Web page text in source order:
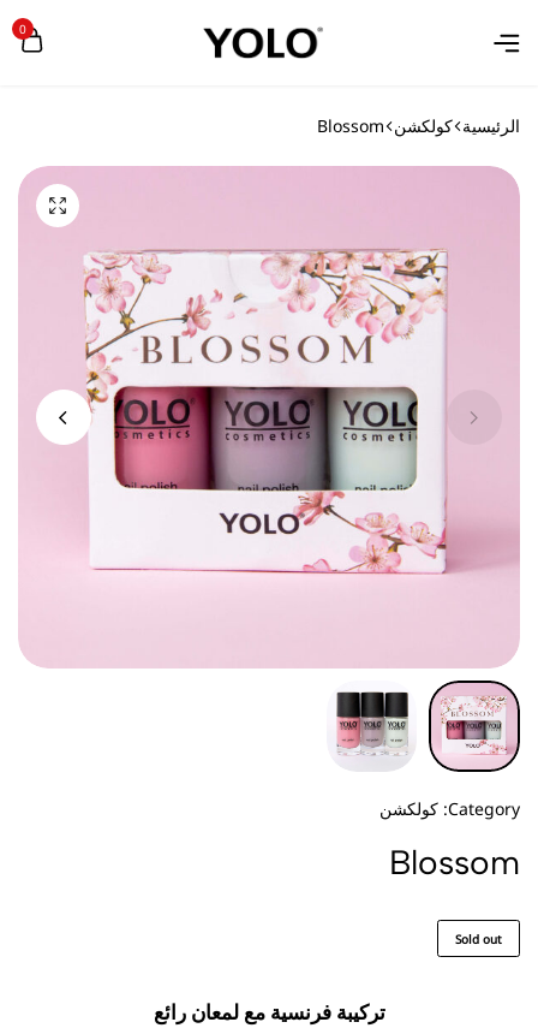
0
الرئيسية كولكشن Blossom
Category: كولكشن
Blossom
Sold out
تركيبة فرنسية مع لمعان رائع